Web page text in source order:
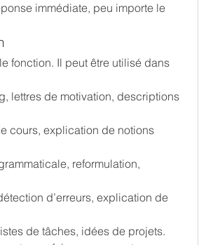
immédiate, peu importe le
fonction. Il peut être utilisé dans
lettres de motivation, descriptions
cours, explication de notions
reformulation,
d’erreurs, explication de
de tâches, idées de projets.